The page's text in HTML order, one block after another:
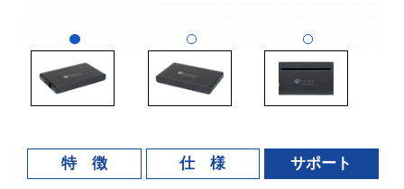
特 徴 仕 様 サポート